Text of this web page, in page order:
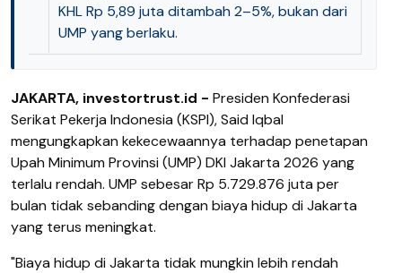
KHL Rp 5,89 juta ditambah 2–5%, bukan dari
UMP yang berlaku.
JAKARTA, investortrust.id - Presiden Konfederasi
Serikat Pekerja Indonesia (KSPI), Said Iqbal
mengungkapkan kekecewaannya terhadap penetapan
Upah Minimum Provinsi (UMP) DKI Jakarta 2026 yang
terlalu rendah. UMP sebesar Rp 5.729.876 juta per
bulan tidak sebanding dengan biaya hidup di Jakarta
yang terus meningkat.
"Biaya hidup di Jakarta tidak mungkin lebih rendah